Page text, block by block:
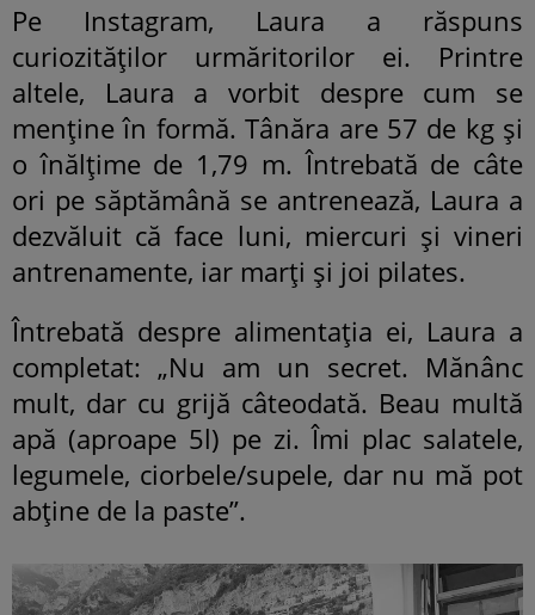
Pe Instagram, Laura a răspuns
curiozităților urmăritorilor ei. Printre
altele, Laura a vorbit despre cum se
menține în formă. Tânăra are 57 de kg și
o înălțime de 1,79 m. Întrebată de câte
ori pe săptămână se antrenează, Laura a
dezvăluit că face luni, miercuri și vineri
antrenamente, iar marți și joi pilates.
Întrebată despre alimentația ei, Laura a
completat: „Nu am un secret. Mănânc
mult, dar cu grijă câteodată. Beau multă
apă (aproape 5l) pe zi. Îmi plac salatele,
legumele, ciorbele/supele, dar nu mă pot
abține de la paste”.